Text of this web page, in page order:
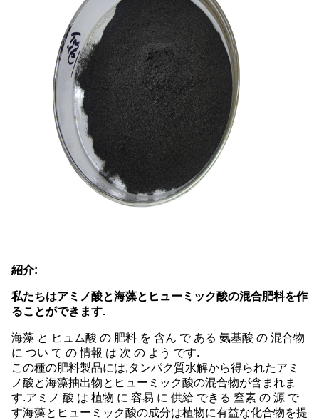
紹介:
私たちはアミノ酸と海藻とヒューミック酸の混合肥料を作
ることができます.
海藻 と ヒュム酸 の 肥料 を 含ん で ある 氨基酸 の 混合物
に つい て の 情報 は 次 の よう です.
この種の肥料製品には,タンパク質水解から得られたアミ
ノ酸と海藻抽出物とヒューミック酸の混合物が含まれま
す.アミノ 酸 は 植物 に 容易 に 供給 できる 窒素 の 源 で
す海藻とヒューミック酸の成分は植物に有益な化合物を提